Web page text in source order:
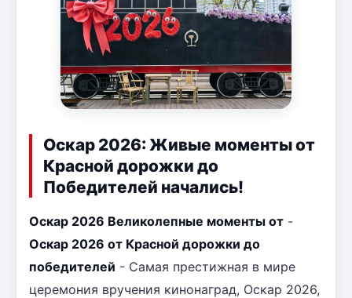
Оскар 2026: Живые моменты от
Красной дорожки до
Победителей начались!
Оскар 2026 Великолепные моменты от -
Оскар 2026 от Красной дорожки до
победителей - Самая престижная в мире
церемония вручения кинонаград, Оскар 2026,